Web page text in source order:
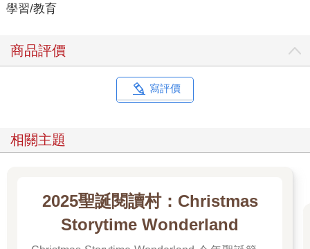
學習/教育
商品評價
寫評價
相關主題
2025聖誕閱讀村：Christmas
Storytime Wonderland